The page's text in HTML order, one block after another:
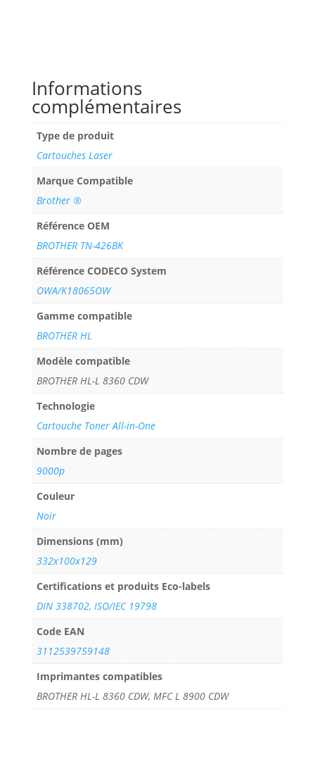
Informations
complémentaires
Type de produit
Cartouches Laser
Marque Compatible
Brother ®
Référence OEM
BROTHER TN-426BK
Référence CODECO System
OWA/K18065OW
Gamme compatible
BROTHER HL
Modèle compatible
BROTHER HL-L 8360 CDW
Technologie
Cartouche Toner All-in-One
Nombre de pages
9000p
Couleur
Noir
Dimensions (mm)
332x100x129
Certifications et produits Eco-labels
DIN 338702, ISO/IEC 19798
Code EAN
3112539759148
Imprimantes compatibles
BROTHER HL-L 8360 CDW, MFC L 8900 CDW